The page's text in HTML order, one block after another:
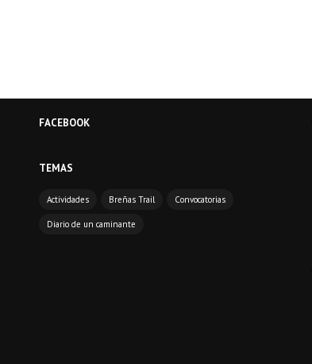
FACEBOOK
TEMAS
Actividades Breñas Trail Convocatorias
Diario de un caminante